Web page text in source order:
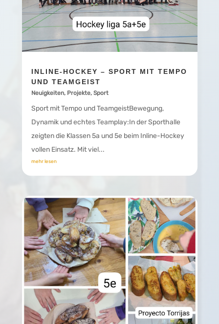
INLINE-HOCKEY – SPORT MIT TEMPO
UND TEAMGEIST
Neuigkeiten, Projekte, Sport
Sport mit Tempo und TeamgeistBewegung,
Dynamik und echtes Teamplay:In der Sporthalle
zeigten die Klassen 5a und 5e beim Inline-Hockey
vollen Einsatz. Mit viel...
mehr lesen